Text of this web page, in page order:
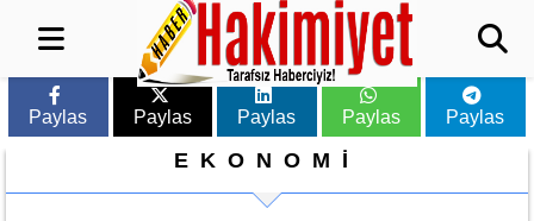
Paylas Paylas Paylas Paylas Paylas
EKONOMİ